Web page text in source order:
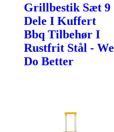
Grillbestik Sæt 9
Dele I Kuffert
Bbq Tilbehør I
Rustfrit Stål - We
Do Better